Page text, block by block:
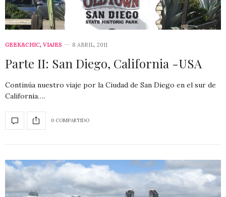
GEEK&CHIC, VIAJES 8 ABRIL, 2011
Parte II: San Diego, California -USA
Continúa nuestro viaje por la Ciudad de San Diego en el sur de
California….
0 COMPARTIDO